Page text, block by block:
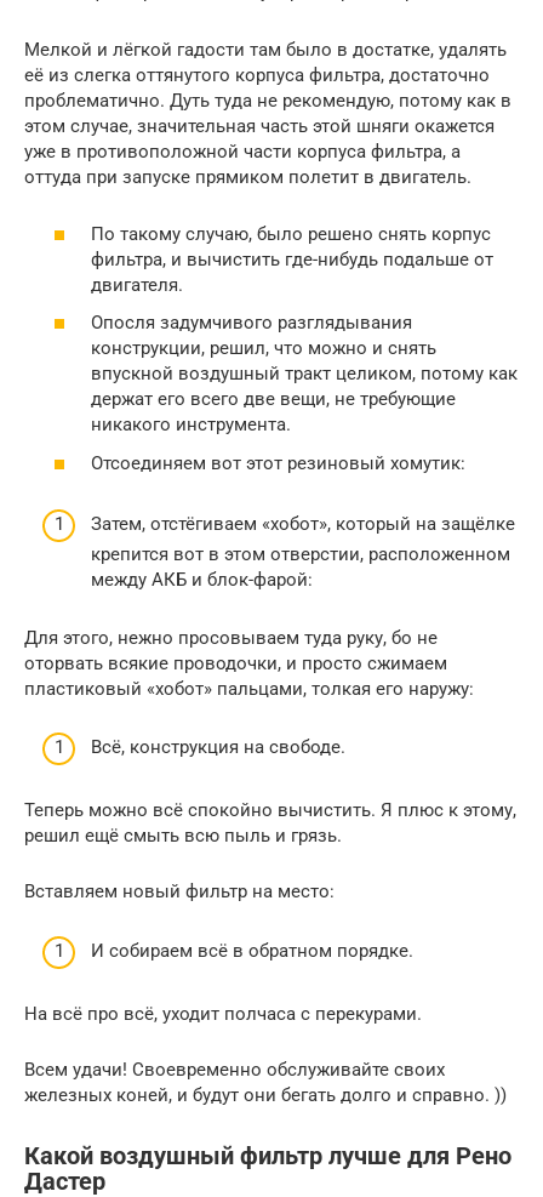
Мелкой и лёгкой гадости там было в достатке, удалять
её из слегка оттянутого корпуса фильтра, достаточно
проблематично. Дуть туда не рекомендую, потому как в
этом случае, значительная часть этой шняги окажется
уже в противоположной части корпуса фильтра, а
оттуда при запуске прямиком полетит в двигатель.
По такому случаю, было решено снять корпус
фильтра, и вычистить где-нибудь подальше от
двигателя.
Опосля задумчивого разглядывания
конструкции, решил, что можно и снять
впускной воздушный тракт целиком, потому как
держат его всего две вещи, не требующие
никакого инструмента.
Отсоединяем вот этот резиновый хомутик:
Затем, отстёгиваем «хобот», который на защёлке
крепится вот в этом отверстии, расположенном
между АКБ и блок-фарой:
Для этого, нежно просовываем туда руку, бо не
оторвать всякие проводочки, и просто сжимаем
пластиковый «хобот» пальцами, толкая его наружу:
Всё, конструкция на свободе.
Теперь можно всё спокойно вычистить. Я плюс к этому,
решил ещё смыть всю пыль и грязь.
Вставляем новый фильтр на место:
И собираем всё в обратном порядке.
На всё про всё, уходит полчаса с перекурами.
Всем удачи! Своевременно обслуживайте своих
железных коней, и будут они бегать долго и справно. ))
Какой воздушный фильтр лучше для Рено
Дастер